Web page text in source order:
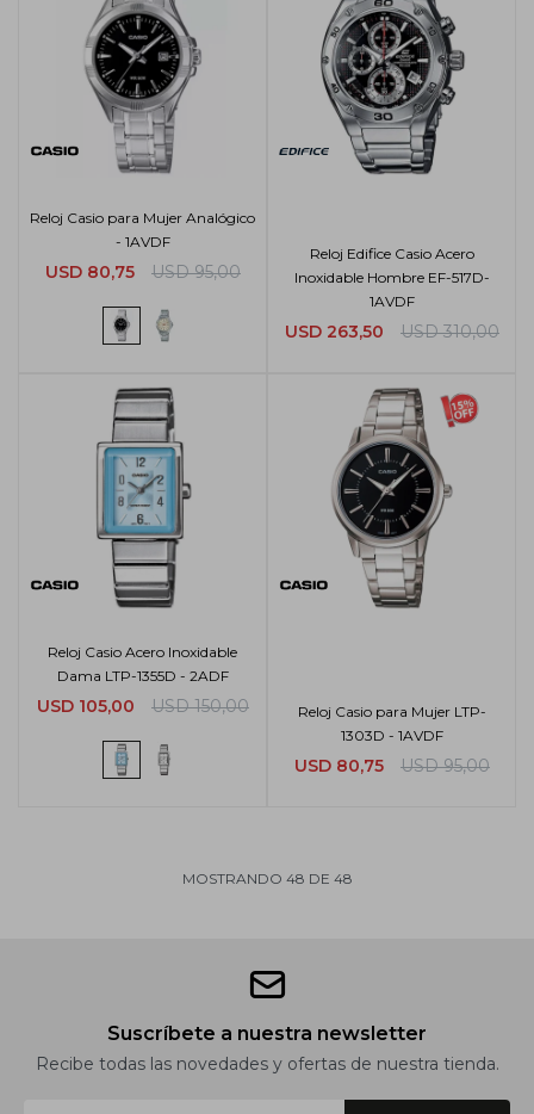
Reloj Casio para Mujer Analógico
- 1AVDF
USD 80,75 USD 95,00
Reloj Edifice Casio Acero
Inoxidable Hombre EF-517D-
1AVDF
USD 263,50 USD 310,00
Reloj Casio Acero Inoxidable
Dama LTP-1355D - 2ADF
USD 105,00 USD 150,00
Reloj Casio para Mujer LTP-
1303D - 1AVDF
USD 80,75 USD 95,00
MOSTRANDO 48 DE 48
Suscríbete a nuestra newsletter
Recibe todas las novedades y ofertas de nuestra tienda.